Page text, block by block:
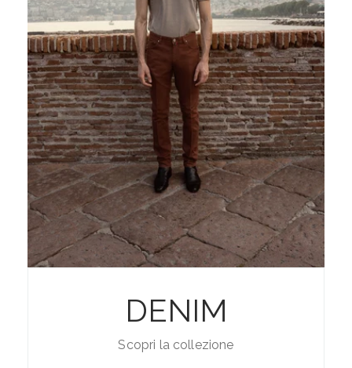
DENIM
Scopri la collezione